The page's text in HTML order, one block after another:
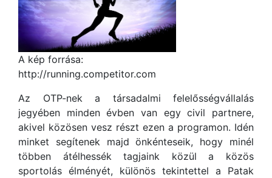
A kép forrása:
http://running.competitor.com
Az OTP-nek a társadalmi felelősségvállalás
jegyében minden évben van egy civil partnere,
akivel közösen vesz részt ezen a programon. Idén
minket segítenek majd önkénteseik, hogy minél
többen átélhessék tagjaink közül a közös
sportolás élményét, különös tekintettel a Patak